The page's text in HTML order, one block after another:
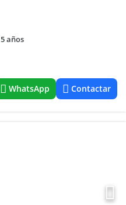
5 años
WhatsApp Contactar